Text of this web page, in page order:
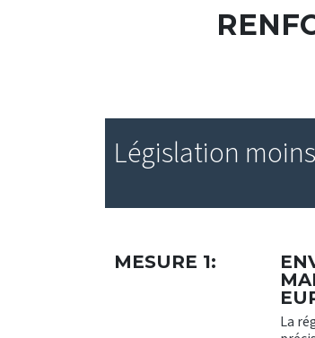
Législation
MESURE 1:
La